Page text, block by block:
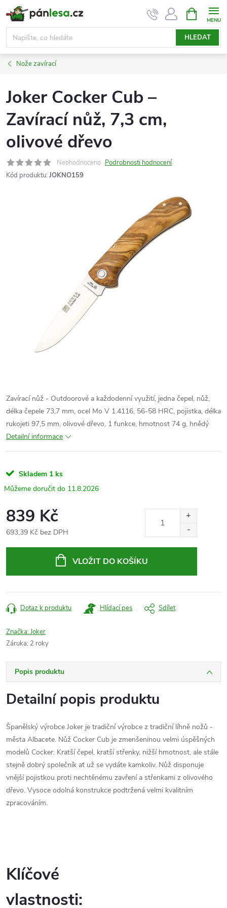
Přejít
na
obsah
HLEDAT
NÁKUPNÍ
KOŠÍK
Nože zavírací
Joker Cocker Cub –
Zavírací nůž, 7,3 cm,
olivové dřevo
Neohodnoceno Podrobnosti hodnocení
Kód produktu: JOKNO159
Zavírací nůž - Outdoorové a každodenní využití, jedna čepel, nůž,
délka čepele 73,7 mm, ocel Mo V 1.4116, 56-58 HRC, pojistka, délka
rukojeti 97,5 mm, olivové dřevo, 1 funkce, hmotnost 74 g, hnědý
Detailní informace
Skladem 1 ks
11.8.2026
839 Kč
693,39 Kč bez DPH
VLOŽIT DO KOŠÍKU
Dotaz k produktu Hlídací pes Sdílet
Značka:Joker
Záruka: 2 roky
Popis produktu
Detailní popis produktu
Španělský výrobce Joker je tradiční výrobce z tradiční líhně nožů -
města Albacete. Nůž Cocker Cub je zmenšeninou velmi úspěšných
modelů Cocker. Kratší čepel, kratší střenky, nižší hmotnost, ale stále
stejně dobrý společník ať už se vydáte kamkoliv. Nůž disponuje
vnější pojistkou proti nechtěnému zavření a střenkami z olivového
dřevo. Vysoce odolná konstrukce podtržená velmi kvalitním
zpracováním.
Klíčové
vlastnosti: